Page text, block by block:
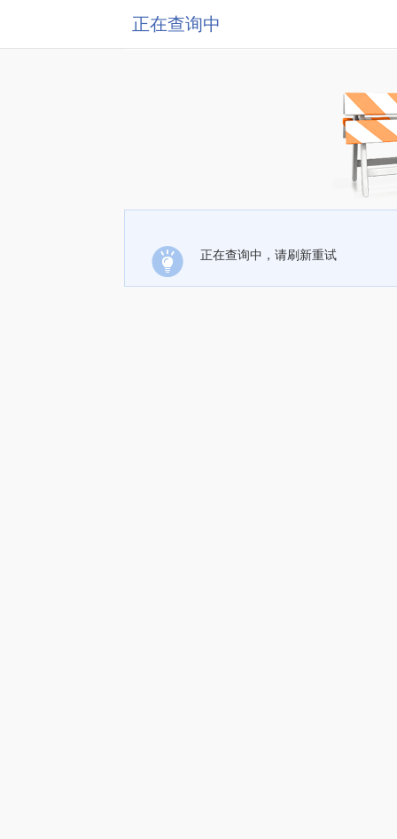
正在查询中
正在查询中，请刷新重试